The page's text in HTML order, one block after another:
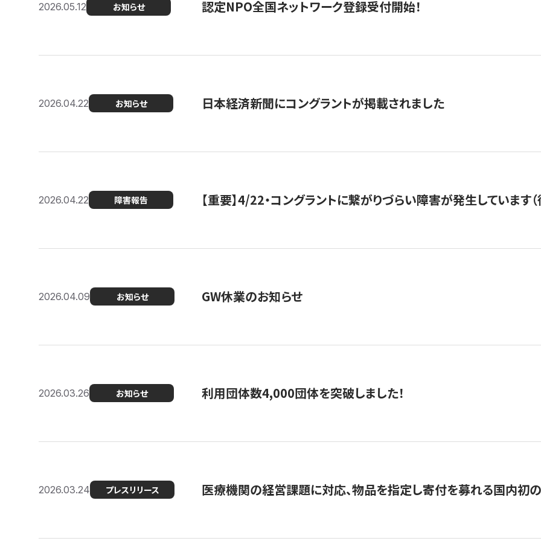
2026.05.12 お知らせ 認定NPO全国ネットワーク登録受付開始！
2026.04.22 お知らせ 日本経済新聞にコングラントが掲載されました
2026.04.22 障害報告 【重要】4/22・コングラントに繋がりづらい障害が発生しています（
2026.04.09 お知らせ GW休業のお知らせ
2026.03.26 お知らせ 利用団体数4,000団体を突破しました！
2026.03.24 プレスリリース 医療機関の経営課題に対応、物品を指定し寄付を募れる国内初の